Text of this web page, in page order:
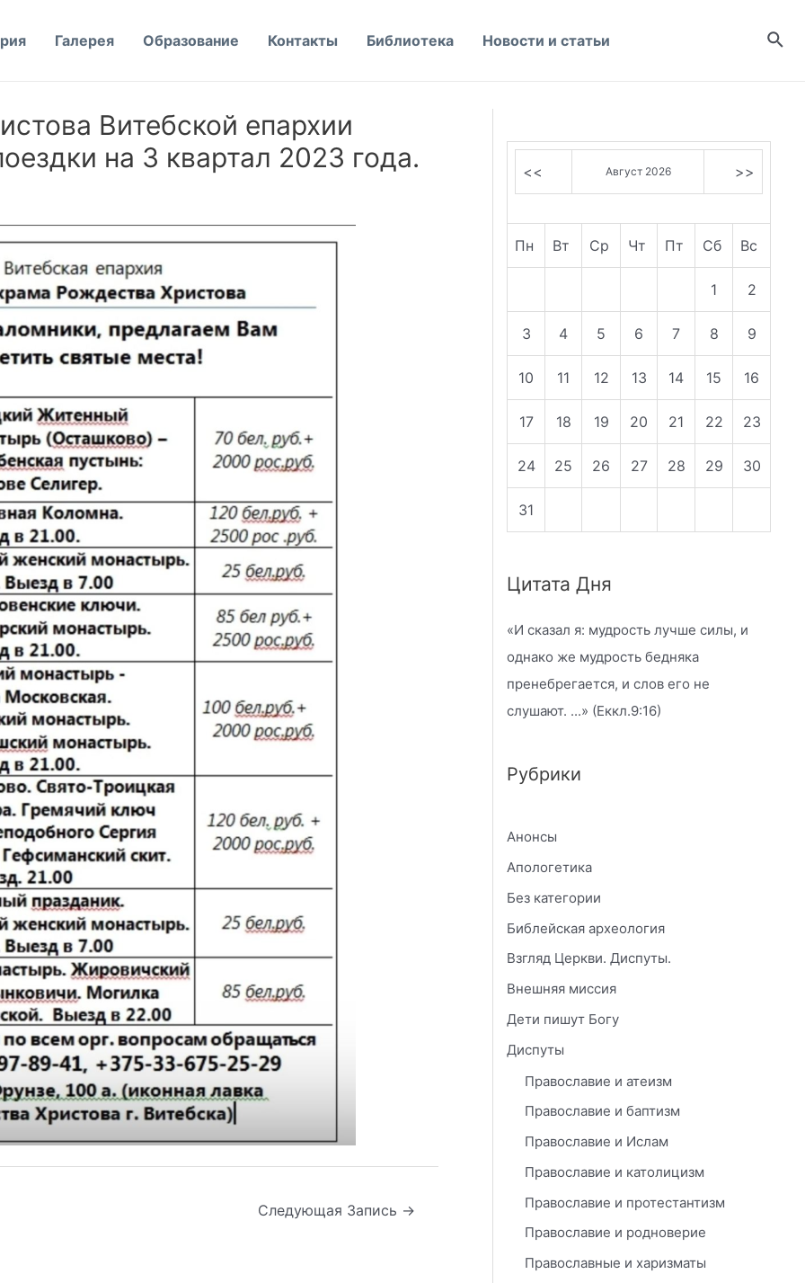
Галерея Образование Контакты Библиотека Новости и статьи
Витебской епархии
на 3 квартал 2023 года.
Следующая Запись →
<< Август 2026 >>
Пн Вт Ср Чт Пт Сб Вс
1 2
3 4 5 6 7 8 9
10 11 12 13 14 15 16
17 18 19 20 21 22 23
24 25 26 27 28 29 30
31
Цитата Дня
«И сказал я: мудрость лучше силы, и
однако же мудрость бедняка
пренебрегается, и слов его не
слушают. ...» (Еккл.9:16)
Рубрики
Анонсы
Апологетика
Без категории
Библейская археология
Взгляд Церкви. Диспуты.
Внешняя миссия
Дети пишут Богу
Диспуты
Православие и атеизм
Православие и баптизм
Православие и Ислам
Православие и католицизм
Православие и протестантизм
Православие и родноверие
Православные и харизматы